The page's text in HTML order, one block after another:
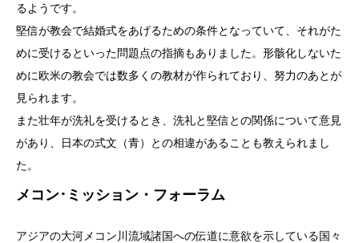
るようです。
堅信が教会で結婚式をあげるための条件となっていて、それがた
めに受けるといった問題点の指摘もありました。形骸化しないた
めに欧米の教会では数多くの教材が作られており、努力のあとが
見られます。
また壮年が洗礼を受けるとき、洗礼と堅信との関係について意見
があり、日本の式文（青）との相違があることも教えられまし
た。
メコン･ミッション・フォーラム
アジアの大河メコン川流域諸国への伝道に意欲を示している国々